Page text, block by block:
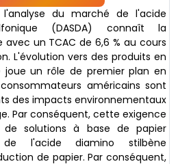
l'analyse du marché de l'acide
(DASDA) connaît la
un TCAC de 6,6 % au cours
L'évolution vers des produits en
un rôle de premier plan en
américains sont
des impacts environnementaux
Par conséquent, cette exigence
solutions à base de papier
de l'acide diamino stilbène
de papier. Par conséquent,